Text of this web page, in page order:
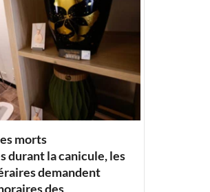
morts
durant la canicule, les
demandent
des